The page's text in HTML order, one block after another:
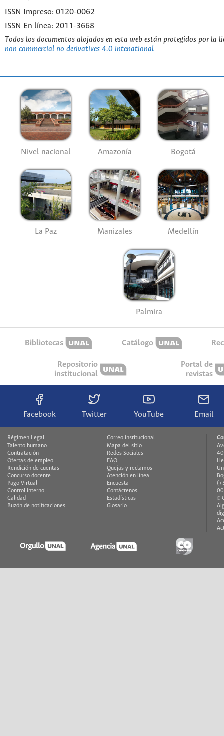
ISSN Impreso: 0120-0062
ISSN En línea: 2011-3668
Todos los documentos alojados en esta web están protegidos por la
non commercial no derivatives 4.0 intenational
Nivel nacional Amazonía Bogotá
La Paz Manizales Medellín
Palmira
Bibliotecas Catálogo
Repositorio
institucional
Portal de
revistas
Facebook Twitter YouTube Email
Régimen Legal
Talento humano
Contratación
Ofertas de empleo
Rendición de cuentas
Concurso docente
Pago Virtual
Control interno
Calidad
Buzón de notificaciones
Correo institucional
Mapa del sitio
Redes Sociales
FAQ
Quejas y reclamos
Atención en línea
Encuesta
Contáctenos
Estadísticas
Glosario
©